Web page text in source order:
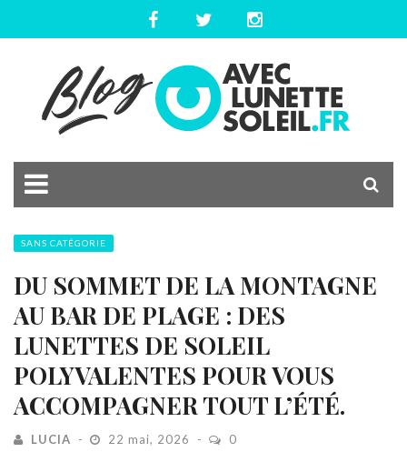
SANS CATÉGORIE
DU SOMMET DE LA MONTAGNE
AU BAR DE PLAGE : DES
LUNETTES DE SOLEIL
POLYVALENTES POUR VOUS
ACCOMPAGNER TOUT L’ÉTÉ.
LUCIA 22 mai, 2026 0